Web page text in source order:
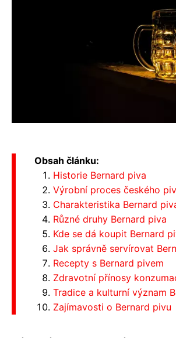
Obsah článku:
Historie Bernard piva
Výrobní proces českého
Charakteristika Bernard
Různé druhy Bernard piva
Kde se dá koupit Bernard
Jak správně servírovat
Recepty s Bernard pivem
Zdravotní přínosy
Tradice a kulturní význam
Zajímavosti o Bernard pivu